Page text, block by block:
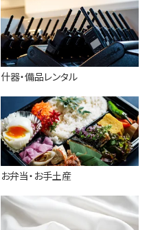
什器・備品レンタル
お弁当・お手土産